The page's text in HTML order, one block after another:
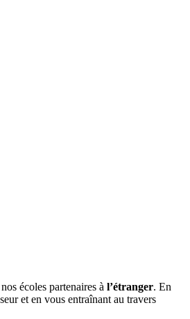
écoles partenaires à l’étranger. En
et en vous entraînant au travers